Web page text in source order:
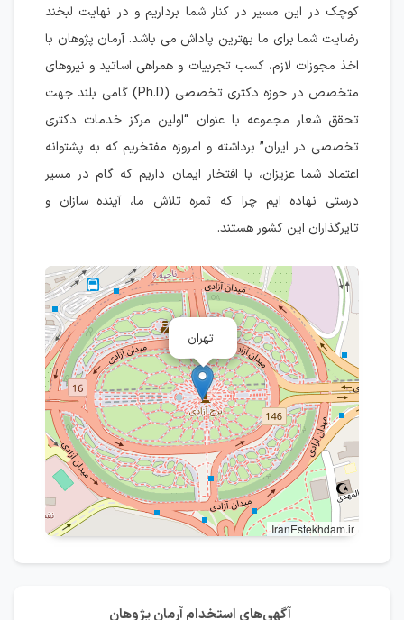
کوچک در این مسیر در کنار شما برداریم و در نهایت لبخند
رضایت شما برای ما بهترین پاداش می باشد. آرمان پژوهان با
اخذ مجوزات لازم، کسب تجربیات و همراهی اساتید و نیروهای
متخصص در حوزه دکتری تخصصی (Ph.D) گامی بلند جهت
تحقق شعار مجموعه با عنوان “اولین مرکز خدمات دکتری
تخصصی در ایران” برداشته و امروزه مفتخریم که به پشتوانه
اعتماد شما عزیزان، با افتخار ایمان داریم که گام در مسیر
درستی نهاده ایم چرا که ثمره تلاش ما، آینده سازان و
تایرگذاران این کشور هستند.
تهران
IranEstekhdam.ir
آگهی‌های استخدام آرمان پژوهان